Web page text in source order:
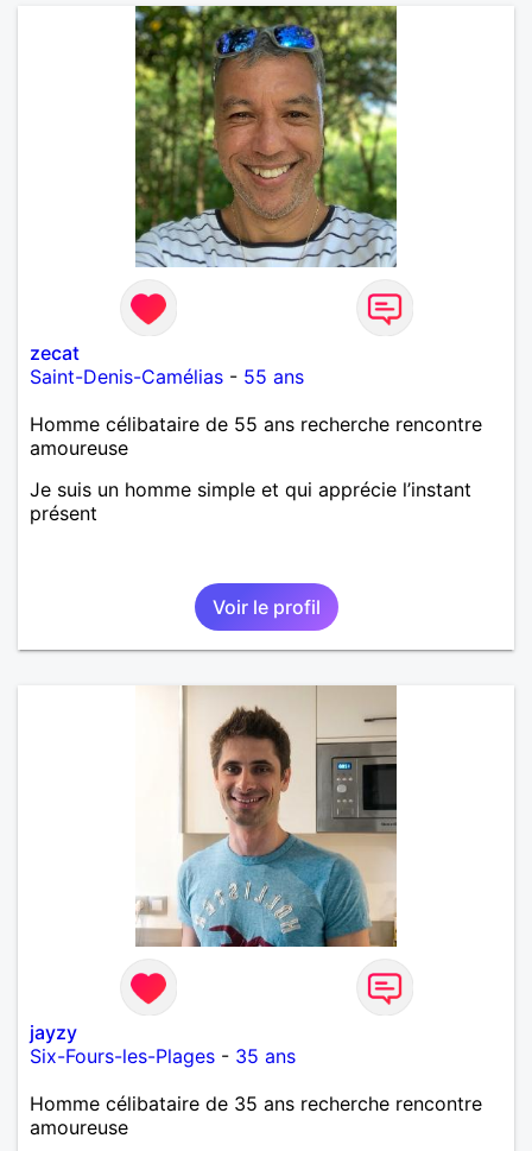
zecat
Saint-Denis-Camélias - 55 ans
Homme célibataire de 55 ans recherche rencontre
amoureuse
Je suis un homme simple et qui apprécie l’instant
présent
Voir le profil
jayzy
Six-Fours-les-Plages - 35 ans
Homme célibataire de 35 ans recherche rencontre
amoureuse